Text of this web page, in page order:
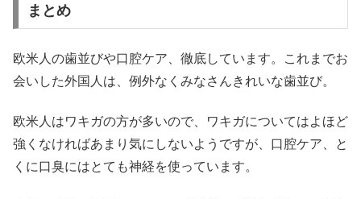
まとめ
欧米人の歯並びや口腔ケア、徹底しています。これまでお
会いした外国人は、例外なくみなさんきれいな歯並び。
欧米人はワキガの方が多いので、ワキガについてはよほど
強くなければあまり気にしないようですが、口腔ケア、と
くに口臭にはとても神経を使っています。